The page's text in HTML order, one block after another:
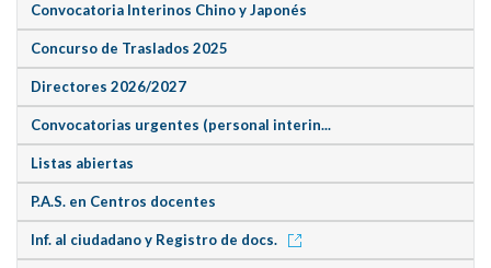
Convocatoria Interinos Chino y Japonés
Concurso de Traslados 2025
Directores 2026/2027
Convocatorias urgentes (personal interin...
Listas abiertas
P.A.S. en Centros docentes
Inf. al ciudadano y Registro de docs.